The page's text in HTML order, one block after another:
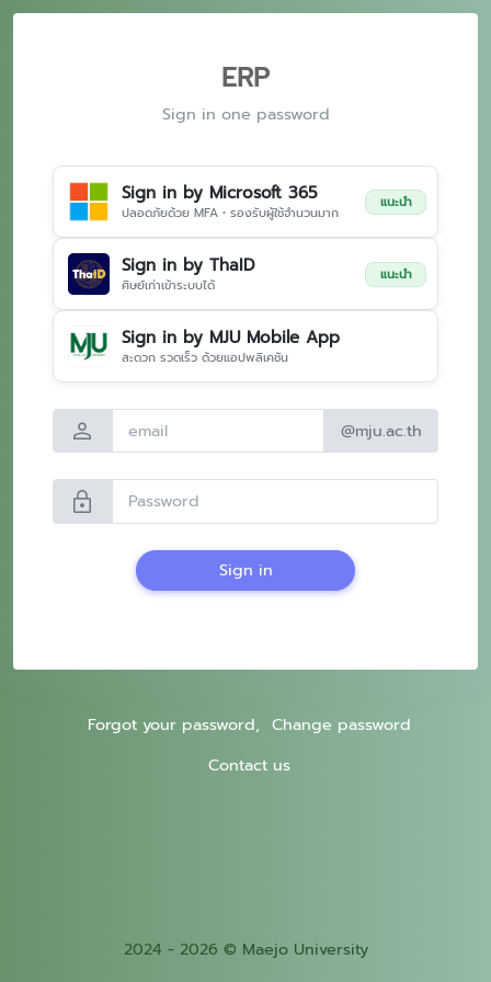
ERP
Sign in one password
Sign in by Microsoft 365
ปลอดภัยด้วย MFA • รองรับผู้ใช้จำนวนมาก
แนะนำ
Sign in by ThaID
ศิษย์เก่าเข้าระบบได้
แนะนำ
Sign in by MJU Mobile App
สะดวก รวดเร็ว ด้วยแอปพลิเคชัน
person @mju.ac.th
lock
Sign in
Forgot your password, Change password
Contact us
2024 - 2026 © Maejo University